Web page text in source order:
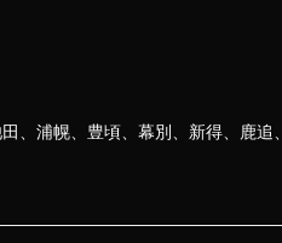
、浦幌、豊頃、幕別、新得、鹿追